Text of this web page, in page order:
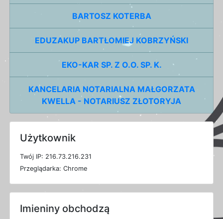
BARTOSZ KOTERBA
EDUZAKUP BARTŁOMIEJ KOBRZYŃSKI
EKO-KAR SP. Z O.O. SP. K.
KANCELARIA NOTARIALNA MAŁGORZATA
KWELLA - NOTARIUSZ ZŁOTORYJA
Użytkownik
Twój IP: 216.73.216.231
Przeglądarka: Chrome
Imieniny obchodzą